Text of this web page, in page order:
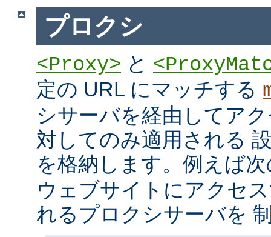
プロクシ
<Proxy> と
定の URL にマッチする
シサーバを経由してア
対してのみ適用される
を格納します。例えば
ウェブサイトにアクセ
れるプロクシサーバを